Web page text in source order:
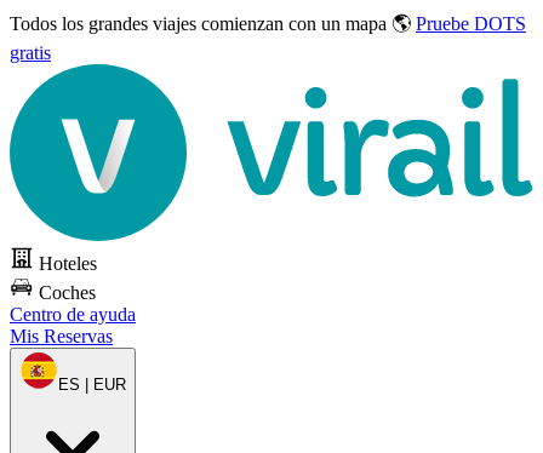
Todos los grandes viajes comienzan con un mapa 🌎 Pruebe DOTS
gratis
Hoteles
Coches
Centro de ayuda
Mis Reservas
ES | EUR